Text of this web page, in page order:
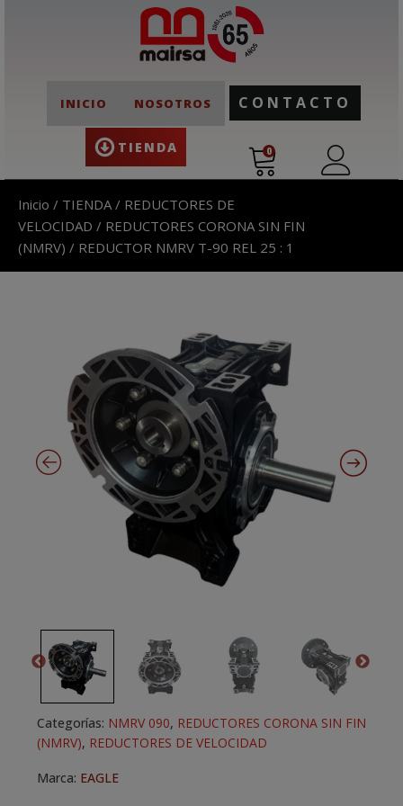
INICIO NOSOTROS
TIENDA
CONTACTO
0
Inicio / TIENDA / REDUCTORES DE
VELOCIDAD / REDUCTORES CORONA SIN FIN
(NMRV) / REDUCTOR NMRV T-90 REL 25 : 1
Categorías: NMRV 090, REDUCTORES CORONA SIN FIN
(NMRV), REDUCTORES DE VELOCIDAD
Marca: EAGLE